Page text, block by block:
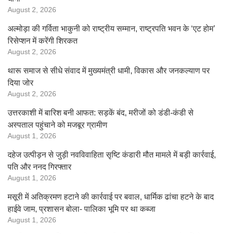
August 2, 2026
अल्मोड़ा की गर्विता भाकुनी को राष्ट्रीय सम्मान, राष्ट्रपति भवन के ‘एट होम’
रिसेप्शन में करेंगी शिरकत
August 2, 2026
थारू समाज से सीधे संवाद में मुख्यमंत्री धामी, विकास और जनकल्याण पर
दिया जोर
August 2, 2026
उत्तरकाशी में बारिश बनी आफत: सड़कें बंद, मरीजों को डंडी-कंडी से
अस्पताल पहुंचाने को मजबूर ग्रामीण
August 1, 2026
दहेज उत्पीड़न से जुड़ी नवविवाहिता सृष्टि कंडारी मौत मामले में बड़ी कार्रवाई,
पति और ननद गिरफ्तार
August 1, 2026
मसूरी में अतिक्रमण हटाने की कार्रवाई पर बवाल, धार्मिक ढांचा हटने के बाद
हाईवे जाम, प्रशासन बोला- पालिका भूमि पर था कब्जा
August 1, 2026